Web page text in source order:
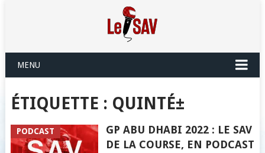
MENU
ÉTIQUETTE : QUINTÉ±
PODCAST
GP ABU DHABI 2022 : LE SAV
DE LA COURSE, EN PODCAST